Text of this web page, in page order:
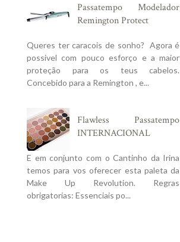
Passatempo Modelador
Remington Protect
Queres ter caracois de sonho? Agora é
possivel com pouco esforço e a maior
proteção para os teus cabelos.
Concebido para a Remington , e...
Flawless Passatempo
INTERNACIONAL
E em conjunto com o Cantinho da Irina
temos para vos oferecer esta paleta da
Make Up Revolution. Regras
obrigatorias: Essenciais po...